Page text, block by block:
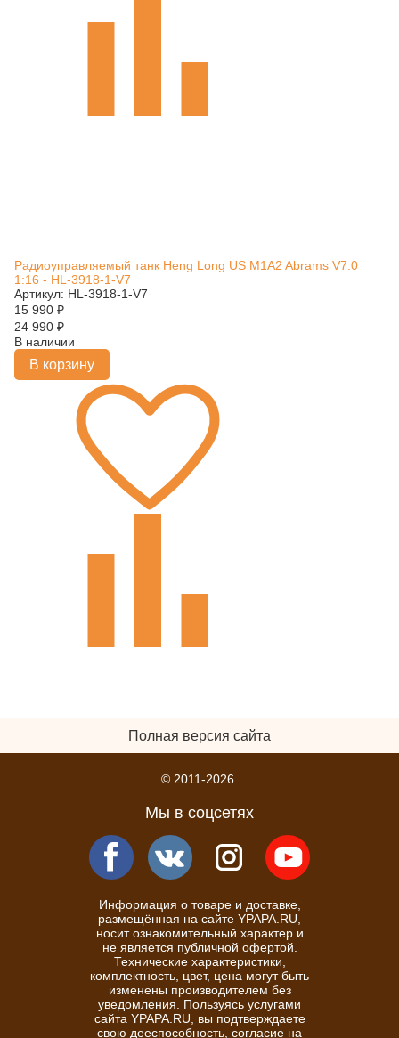
Радиоуправляемый танк Heng Long US M1A2 Abrams V7.0
1:16 - HL-3918-1-V7
Артикул: HL-3918-1-V7
15 990 ₽
24 990 ₽
В наличии
В корзину
Полная версия сайта
© 2011-2026
Мы в соцсетях
Информация о товаре и доставке,
размещённая на сайте YPAPA.RU,
носит ознакомительный характер и
не является публичной офертой.
Технические характеристики,
комплектность, цвет, цена могут быть
изменены производителем без
уведомления. Пользуясь услугами
сайта YPAPA.RU, вы подтверждаете
свою дееспособность, согласие на